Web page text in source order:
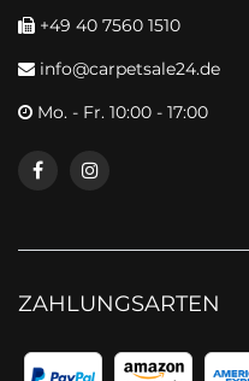
+49 40 7560 1510
info@carpetsale24.de
Mo. - Fr. 10:00 - 17:00
ZAHLUNGSARTEN